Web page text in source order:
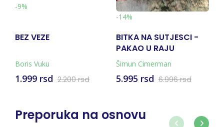
BITKA NA SUTJESCI -
(KNJIGA + KARTA)
Šimun Cimerman
5.995 rsd 6.996 rsd
-10%
VOLI ME VIŠE OD
NA SVIJETU
Mira Furlan
1.793 rsd 1.991 rsd
Preporuka na osnovu